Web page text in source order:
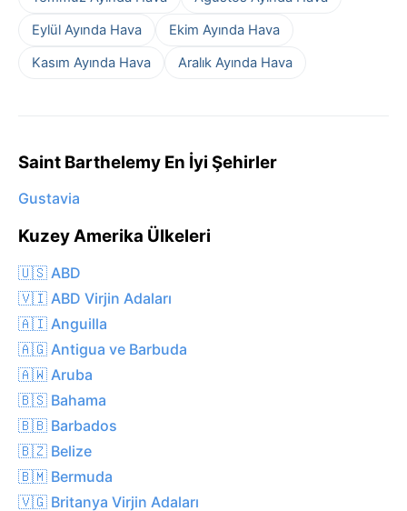
Eylül Ayında Hava
Ekim Ayında Hava
Kasım Ayında Hava
Aralık Ayında Hava
Saint Barthelemy En İyi Şehirler
Gustavia
Kuzey Amerika Ülkeleri
🇺🇸 ABD
🇻🇮 ABD Virjin Adaları
🇦🇮 Anguilla
🇦🇬 Antigua ve Barbuda
🇦🇼 Aruba
🇧🇸 Bahama
🇧🇧 Barbados
🇧🇿 Belize
🇧🇲 Bermuda
🇻🇬 Britanya Virjin Adaları